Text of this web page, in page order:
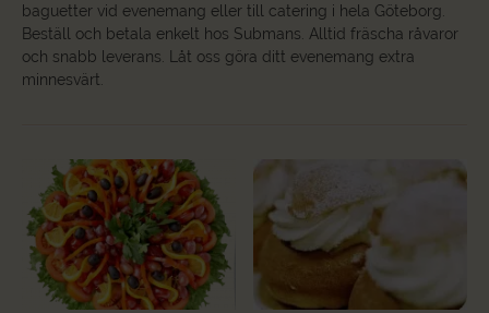
baguetter vid evenemang eller till catering i hela Göteborg.
Beställ och betala enkelt hos Submans. Alltid fräscha råvaror
och snabb leverans. Låt oss göra ditt evenemang extra
minnesvärt.